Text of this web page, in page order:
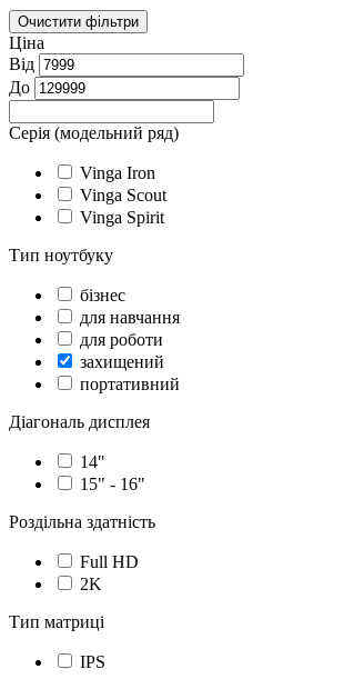
Очистити фільтри
Ціна
Від
До
Серія (модельний ряд)
Vinga Iron
Vinga Scout
Vinga Spirit
Тип ноутбуку
бізнес
для навчання
для роботи
захищений
портативний
Діагональ дисплея
14"
15" - 16"
Роздільна здатність
Full HD
2K
Тип матриці
IPS